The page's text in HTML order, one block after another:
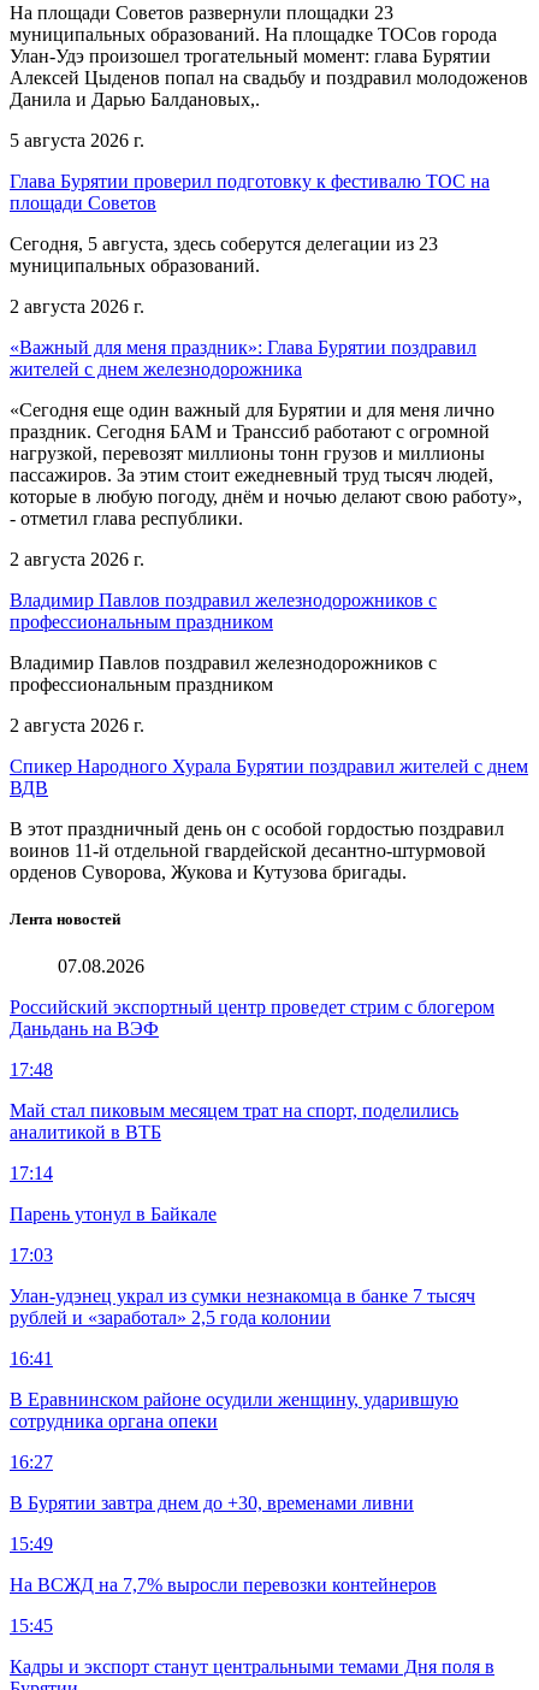
На площади Советов развернули площадки 23
муниципальных образований. На площадке ТОСов города
Улан-Удэ произошел трогательный момент: глава Бурятии
Алексей Цыденов попал на свадьбу и поздравил молодоженов
Данила и Дарью Балдановых,.
5 августа 2026 г.
Глава Бурятии проверил подготовку к фестивалю ТОС на
площади Советов
Сегодня, 5 августа, здесь соберутся делегации из 23
муниципальных образований.
2 августа 2026 г.
«Важный для меня праздник»: Глава Бурятии поздравил
жителей с днем железнодорожника
«Сегодня еще один важный для Бурятии и для меня лично
праздник. Сегодня БАМ и Транссиб работают с огромной
нагрузкой, перевозят миллионы тонн грузов и миллионы
пассажиров. За этим стоит ежедневный труд тысяч людей,
которые в любую погоду, днём и ночью делают свою работу»,
- отметил глава республики.
2 августа 2026 г.
Владимир Павлов поздравил железнодорожников с
профессиональным праздником
Владимир Павлов поздравил железнодорожников с
профессиональным праздником
2 августа 2026 г.
Спикер Народного Хурала Бурятии поздравил жителей с днем
ВДВ
В этот праздничный день он с особой гордостью поздравил
воинов 11-й отдельной гвардейской десантно-штурмовой
орденов Суворова, Жукова и Кутузова бригады.
Лента новостей
07.08.2026
Российский экспортный центр проведет стрим с блогером
Даньдань на ВЭФ
17:48
Май стал пиковым месяцем трат на спорт, поделились
аналитикой в ВТБ
17:14
Парень утонул в Байкале
17:03
Улан-удэнец украл из сумки незнакомца в банке 7 тысяч
рублей и «заработал» 2,5 года колонии
16:41
В Еравнинском районе осудили женщину, ударившую
сотрудника органа опеки
16:27
В Бурятии завтра днем до +30, временами ливни
15:49
На ВСЖД на 7,7% выросли перевозки контейнеров
15:45
Кадры и экспорт станут центральными темами Дня поля в